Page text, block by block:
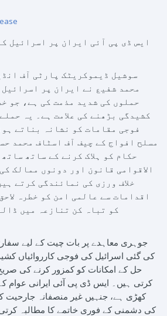
ایس ڈی پی آئی ایران پر اسرائیل
سوشیل ڈیموکریٹک پارٹی آف
محمد شفیع نے ایران پر اسرائیل
حملوں کی شدید مذمت کی ہے، جو
کشیدگی بڑھنے کی علامت ہے۔ یہ
فوجی مقامات کو نشانہ بناتے
مسلح افواج کے چیف آف اسٹاف محمد
حکام کو ہلاک کرنے کے ساتھ
الاقوامی قانون اور دونوں ممالک
خلاف ورزی کی نمائندگی کرتے
اقدامات سے عالمی امن کو خطرہ
کو تباہ کن تنازعہ میں
جوہری معاہدے پر بات چیت کے لیے
کی گئی اسرائیل کی فوجی کارروائیاں
حل کے امکانات کو کمزور کرنے کی
کرتی ہیں۔ ایس ڈی پی آئی ایرانی عوام
کھڑی ہے، جنہیں غیر منصفانہ جارحیت
کی دشمنی کے فوری خاتمے کا مطالبہ